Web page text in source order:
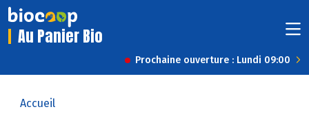
Au Panier Bio
Prochaine ouverture : Lundi 09:00
Accueil